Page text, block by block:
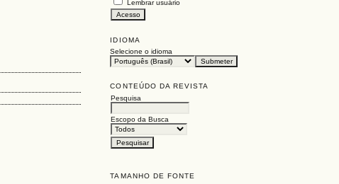
Lembrar usuário
IDIOMA
Selecione o idioma
CONTEÚDO DA REVISTA
Pesquisa
Escopo da Busca
TAMANHO DE FONTE